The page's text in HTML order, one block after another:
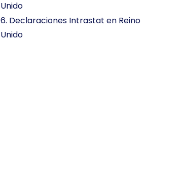
Unido
6. Declaraciones Intrastat en Reino
Unido